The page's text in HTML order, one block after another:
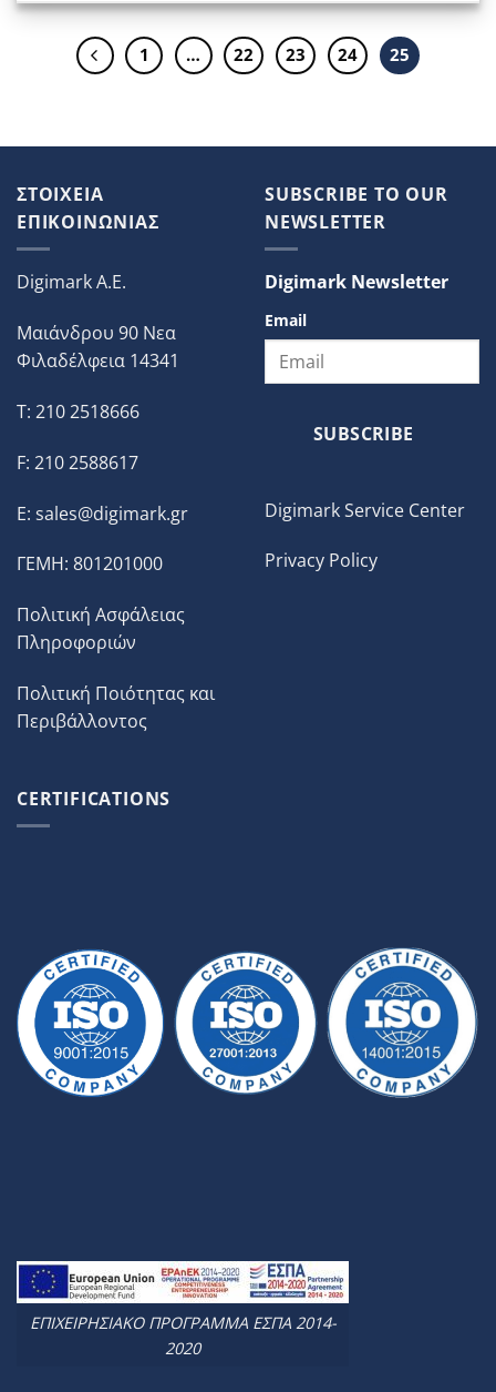
1 … 22 23 24 25
ΣΤΟΙΧΕΙΑ
ΕΠΙΚΟΙΝΩΝΙΑΣ
Digimark A.E.
Μαιάνδρου 90 Νεα
Φιλαδέλφεια 14341
T: 210 2518666
F: 210 2588617
E: sales@digimark.gr
ΓΕΜΗ: 801201000
Πολιτική Ασφάλειας
Πληροφοριών
Πολιτική Ποιότητας και
Περιβάλλοντος
SUBSCRIBE TO OUR
NEWSLETTER
Digimark Newsletter
Email
SUBSCRIBE
Digimark Service Center
Privacy Policy
CERTIFICATIONS
ΕΠΙΧΕΙΡΗΣΙΑΚΟ ΠΡΟΓΡΑΜΜΑ ΕΣΠΑ 2014-
2020